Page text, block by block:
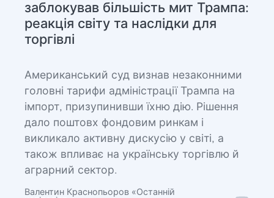
заблокував більшість мит Трампа:
реакція світу та наслідки для
торгівлі
Американський суд визнав незаконними
головні тарифи адміністрації Трампа на
імпорт, призупинивши їхню дію. Рішення
дало поштовх фондовим ринкам і
викликало активну дискусію у світі, а
також впливає на українську торгівлю й
аграрний сектор.
Валентин Краснопьоров «Останній